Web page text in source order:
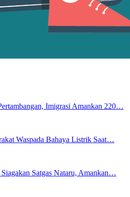
Imigrasi Amankan 220…
Waspada Bahaya Listrik Saat…
Satgas Nataru, Amankan…